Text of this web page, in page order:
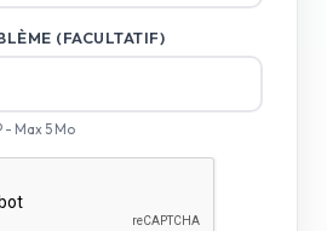
(FACULTATIF)
- Max 5 Mo